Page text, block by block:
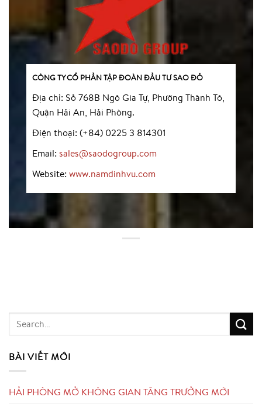
CÔNG TY CỔ PHẦN TẬP ĐOÀN ĐẦU TƯ SAO ĐỎ
Địa chỉ: Số 768B Ngô Gia Tự, Phường Thành Tô,
Quận Hải An, Hải Phòng.
Điện thoại: (+84) 0225 3 814301
Email: sales@saodogroup.com
Website: www.namdinhvu.com
BÀI VIẾT MỚI
HẢI PHÒNG MỞ KHÔNG GIAN TĂNG TRƯỞNG MỚI